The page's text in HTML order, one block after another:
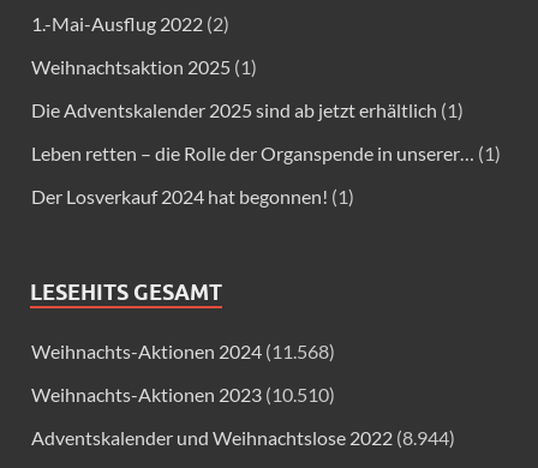
1.-Mai-Ausflug 2022 (2)
Weihnachtsaktion 2025 (1)
Die Adventskalender 2025 sind ab jetzt erhältlich (1)
Leben retten – die Rolle der Organspende in unserer… (1)
Der Losverkauf 2024 hat begonnen! (1)
LESEHITS GESAMT
Weihnachts-Aktionen 2024 (11.568)
Weihnachts-Aktionen 2023 (10.510)
Adventskalender und Weihnachtslose 2022 (8.944)